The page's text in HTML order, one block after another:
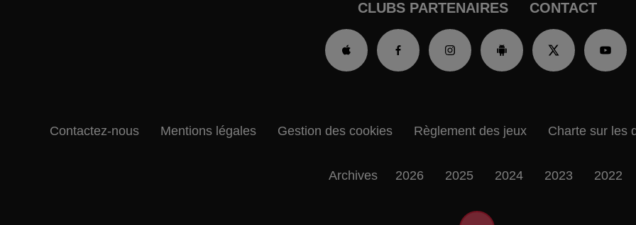
CLUBS PARTENAIRES CONTACT
Contactez-nous Mentions légales Gestion des cookies Règlement des jeux Charte sur les
Archives 2026 2025 2024 2023 2022